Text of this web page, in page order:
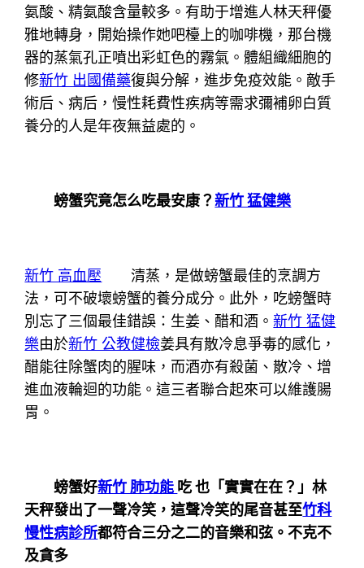
氨酸、精氨酸含量較多。有助于增進人林天秤優
雅地轉身，開始操作她吧檯上的咖啡機，那台機
器的蒸氣孔正噴出彩虹色的霧氣。體組織細胞的
修新竹 出國備藥復與分解，進步免疫效能。敵手
術后、病后，慢性耗費性疾病等需求彌補卵白質
養分的人是年夜無益處的。
螃蟹究竟怎么吃最安康？新竹 猛健樂
新竹 高血壓 清蒸，是做螃蟹最佳的烹調方
法，可不破壞螃蟹的養分成分。此外，吃螃蟹時
別忘了三個最佳錯誤：生姜、醋和酒。新竹 猛健
樂由於新竹 公教健檢姜具有散冷息爭毒的感化，
醋能往除蟹肉的腥味，而酒亦有殺菌、散冷、增
進血液輪迴的功能。這三者聯合起來可以維護腸
胃。
螃蟹好新竹 肺功能 吃 也「實實在在？」林
天秤發出了一聲冷笑，這聲冷笑的尾音甚至竹科
慢性病診所都符合三分之二的音樂和弦。不克不
及貪多